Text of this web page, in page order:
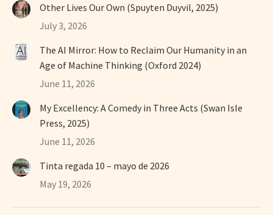
Other Lives Our Own (Spuyten Duyvil, 2025)
July 3, 2026
The AI Mirror: How to Reclaim Our Humanity in an
Age of Machine Thinking (Oxford 2024)
June 11, 2026
My Excellency: A Comedy in Three Acts (Swan Isle
Press, 2025)
June 11, 2026
Tinta regada 10 – mayo de 2026
May 19, 2026